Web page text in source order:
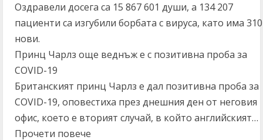
Оздравели досега са 15 867 601 души, а 134 207
пациенти са изгубили борбата с вируса, като има 310
нови.
Принц Чарлз още веднъж е с позитивна проба за
COVID-19
Британският принц Чарлз е дал позитивна проба за
COVID-19, оповестиха през днешния ден от неговия
офис, което е вторият случай, в който английският…
Прочети повече